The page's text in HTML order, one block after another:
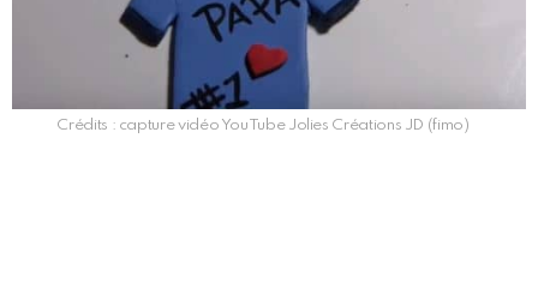
Crédits : capture vidéo YouTube Jolies Créations JD (fimo)